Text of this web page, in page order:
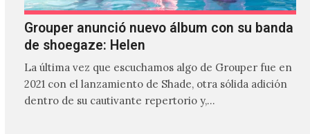
Grouper anunció nuevo álbum con su banda
de shoegaze: Helen
La última vez que escuchamos algo de Grouper fue en
2021 con el lanzamiento de Shade, otra sólida adición
dentro de su cautivante repertorio y,…